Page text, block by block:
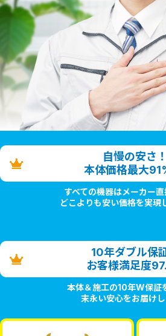
自慢の安さ！
本体価格最大
すべての機器はメーカー直
どこよりも安い価格を実現
10年ダブル保
お客様満足度
本体＆施工の10年W保証
末永い安心をお届けし